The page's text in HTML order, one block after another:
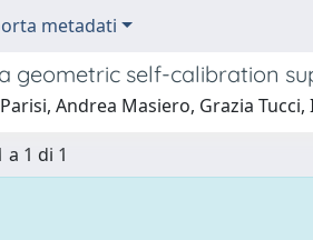
metadati
geometric self-calibration
Andrea Masiero, Grazia
1 di 1